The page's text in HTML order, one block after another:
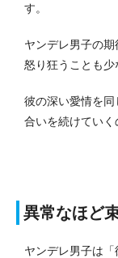
す。
ヤンデレ男子の
怒り狂うことも少
彼の深い愛情を
合いを続けていく
異常なほど
ヤンデレ男子は